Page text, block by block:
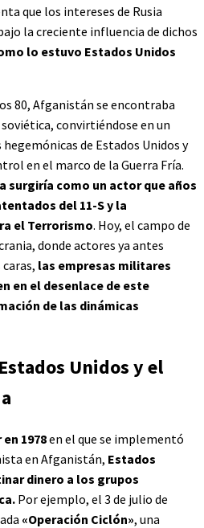
que los intereses de Rusia
la creciente influencia de dichos
lo estuvo Estados Unidos
80, Afganistán se encontraba
convirtiéndose en un
de Estados Unidos y
en el marco de la Guerra Fría.
surgiría como un actor que años
del 11-S y la
el Terrorismo. Hoy, el campo de
donde actores ya antes
las empresas militares
en el desenlace de este
de las dinámicas
Unidos y el
1978en el que se implementó
en Afganistán, Estados
dinero a los grupos
Por ejemplo, el 3 de julio de
«Operación Ciclón», una